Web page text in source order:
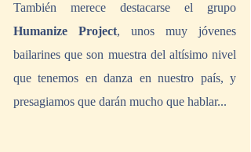
Humanize Project, unos muy jóvenes
bailarines que son muestra del altísimo nivel
que tenemos en danza en nuestro país, y
presagiamos que darán mucho que hablar...